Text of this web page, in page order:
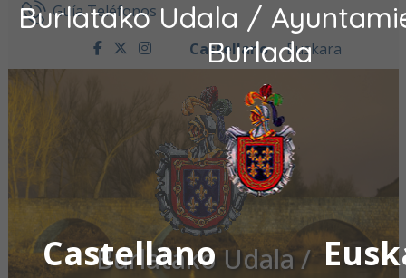
Burlatako Udala /
Burlada
Castellano
Ir al contenidoGuía Teléfonos
facebook
twitter
instagram
Castellano Euskara
Burlatako Udala /